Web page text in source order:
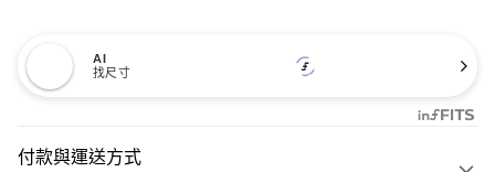
AI
找尺寸
付款與運送方式